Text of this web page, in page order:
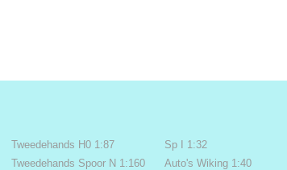
Tweedehands H0 1:87
Tweedehands Spoor N 1:160
Sp I 1:32
Auto's Wiking 1:40